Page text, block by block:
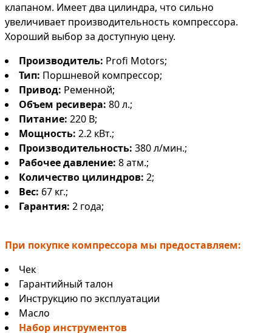
клапаном. Имеет два цилиндра, что сильно
увеличивает производительность компрессора.
Хороший выбор за доступную цену.
Производитель: Profi Motors;
Тип: Поршневой компрессор;
Привод: Ременной;
Объем ресивера: 80 л.;
Питание: 220 В;
Мощность: 2.2 кВт.;
Производительность: 380 л/мин.;
Рабочее давление: 8 атм.;
Количество цилиндров: 2;
Вес: 67 кг.;
Гарантия: 2 года;
При покупке компрессора мы предоставляем:
Чек
Гарантийный талон
Инструкцию по эксплуатации
Масло
Набор инструментов